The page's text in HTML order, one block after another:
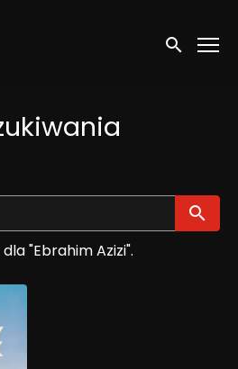
Wyszukaj
"Ebrahim Azizi".